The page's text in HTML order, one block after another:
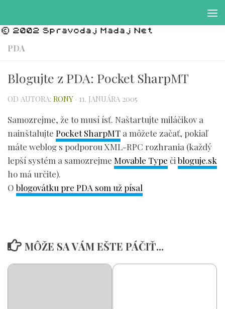
PDA
Blogujte z PDA: Pocket SharpMT
OD AUTORA: RONY · 11. JANUÁRA 2005
Samozrejme, že to musí ísť. Naštartujte miláčikov a
nainštalujte Pocket SharpMT a môžete začať, pokiaľ
máte weblog s podporou XML-RPC rozhrania (každý
lepší systém a samozrejme Movable Type čibloguje.sk
ho má určite).
Oblogovátku pre PDA som už písal
MÔŽE SA VÁM EŠTE PÁČIŤ...